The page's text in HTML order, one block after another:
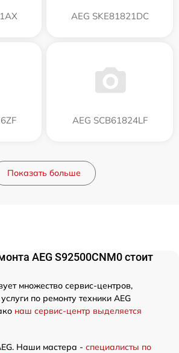
AEG SKE81821DC
AEG SCB61824LF
Показать больше
AEG S92500CNM0 стоит
множество сервис-центров,
по ремонту техники AEG
наш сервис-центр выделяется
Наши мастера - специалисты по